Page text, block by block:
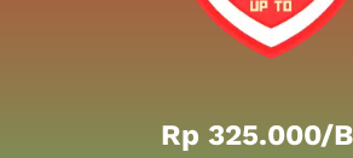
Rp 325.000/